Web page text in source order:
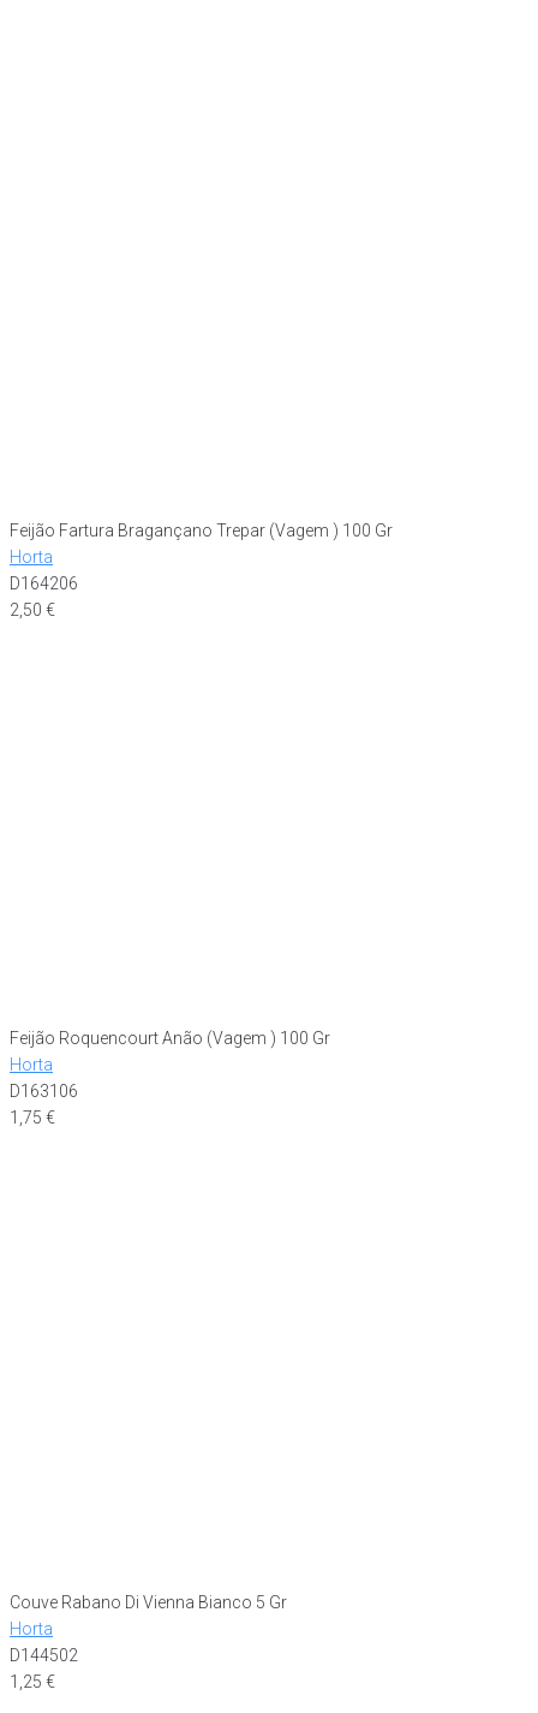
Feijão Fartura Bragançano Trepar (Vagem ) 100 Gr
Horta
D164206
2,50 €
Feijão Roquencourt Anão (Vagem ) 100 Gr
Horta
D163106
1,75 €
Couve Rabano Di Vienna Bianco 5 Gr
Horta
D144502
1,25 €